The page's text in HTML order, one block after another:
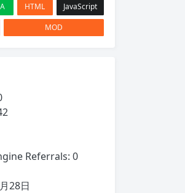
HTML
JavaScript
MOD
Referrals: 0
28日